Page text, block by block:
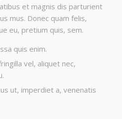
et magnis dis parturient
mus. Donec quam felis,
eu, pretium quis, sem.
quis enim.
vel, aliquet nec,
ut, imperdiet a, venenatis